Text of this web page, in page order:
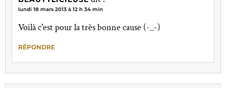
lundi 18 mars 2013 à 12 h 34 min
Voilà c'est pour la très bonne cause (-_-)
RÉPONDRE